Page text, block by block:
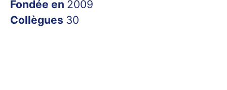
Fondée en 2009
Collègues 30